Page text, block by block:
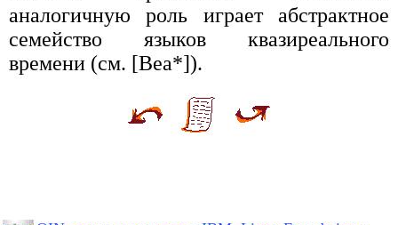
аналогичную роль играет абстрактное
семейство языков квазиреального
времени (см. [Bea*]).